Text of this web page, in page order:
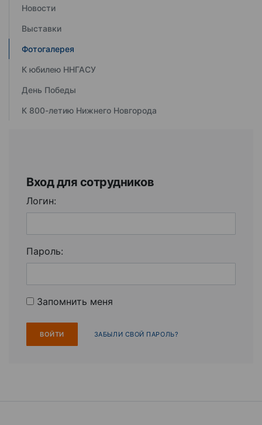
Новости
Выставки
Фотогалерея
К юбилею ННГАСУ
День Победы
К 800-летию Нижнего Новгорода
Вход для сотрудников
Логин:
Пароль:
Запомнить меня
ЗАБЫЛИ СВОЙ ПАРОЛЬ?